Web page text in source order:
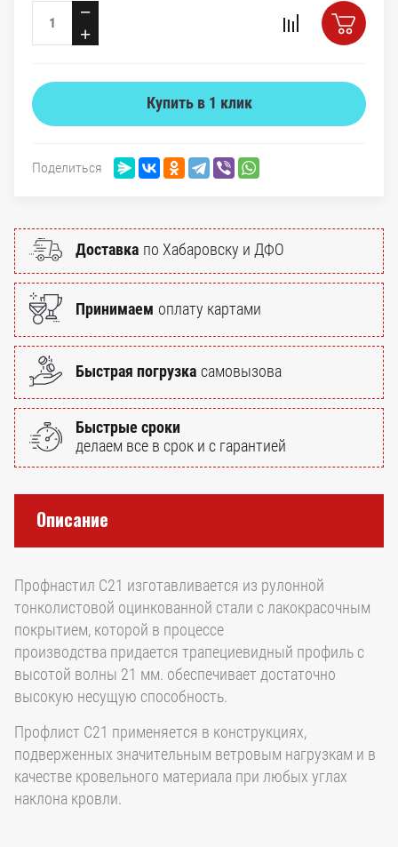
−
+
Купить в 1 клик
Поделиться
Доставка по Хабаровску и ДФО
Принимаем оплату картами
Быстрая погрузка самовызова
Быстрые сроки
делаем все в срок и с гарантией
Описание
Профнастил С21 изготавливается из рулонной
тонколистовой оцинкованной стали с лакокрасочным
покрытием, которой в процессе
производства придается трапециевидный профиль с
высотой волны 21 мм. обеспечивает достаточно
высокую несущую способность.
Профлист С21 применяется в конструкциях,
подверженных значительным ветровым нагрузкам и в
качестве кровельного материала при любых углах
наклона кровли.